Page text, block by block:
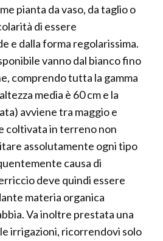
pianta da vaso, da taglio o
di essere
e dalla forma regolarissima.
vanno dal bianco fino
comprendo tutta la gamma
media è 60 cm e la
avviene tra maggio e
coltivata in terreno non
assolutamente ogni tipo
causa di
deve quindi essere
materia organica
Va inoltre prestata una
irrigazioni, ricorrendovi solo